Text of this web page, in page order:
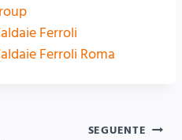
Ferroli
Ferroli Roma
SEGUENTE